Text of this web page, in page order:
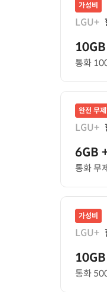
가성비
LGU+
10GB
통화
완전 무
LGU+
6GB
통화 무
가성비
LGU+
10GB
통화